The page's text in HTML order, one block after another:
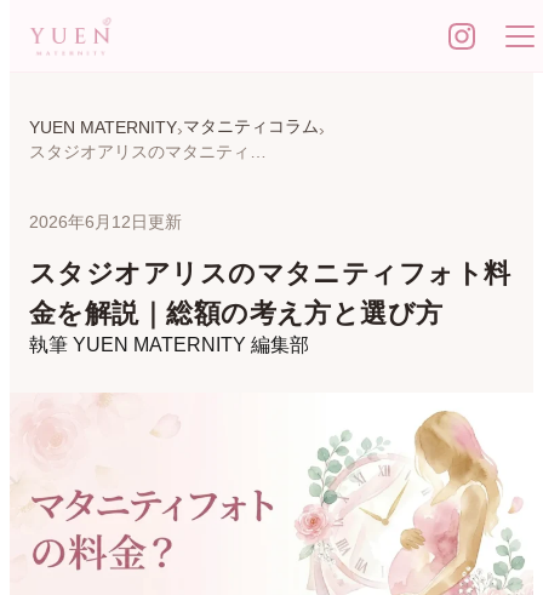
YUEN MATERNITY マタニティコラム
2026年6月12日更新
スタジオアリスのマタニティフォト料
金を解説｜総額の考え方と選び方
執筆 YUEN MATERNITY 編集部